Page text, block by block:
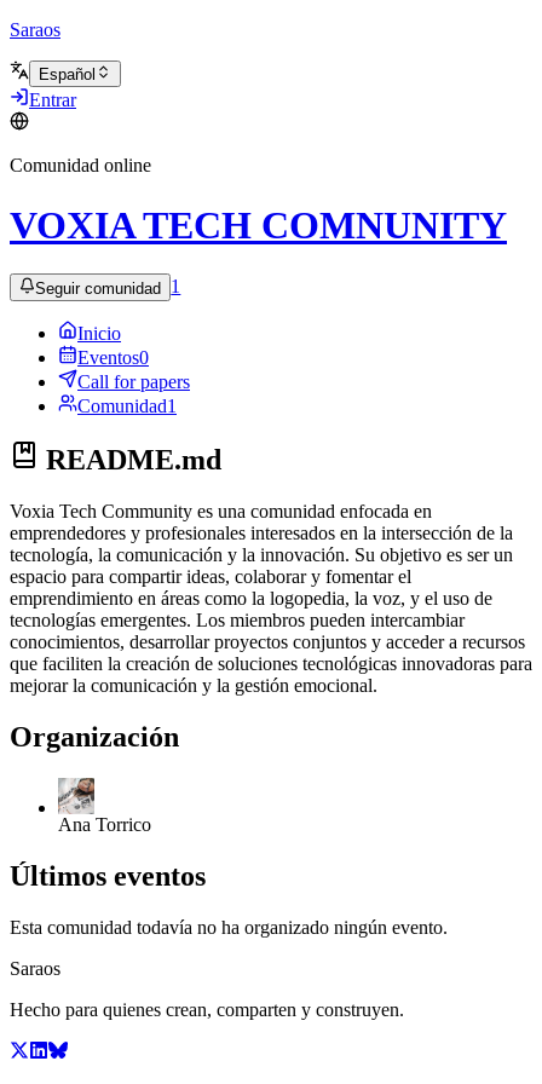
Saraos
Español
Entrar
Comunidad online
VOXIA TECH COMNUNITY
Seguir comunidad 1
Inicio
Eventos0
Call for papers
Comunidad1
README.md
Voxia Tech Community es una comunidad enfocada en
emprendedores y profesionales interesados en la intersección de la
tecnología, la comunicación y la innovación. Su objetivo es ser un
espacio para compartir ideas, colaborar y fomentar el
emprendimiento en áreas como la logopedia, la voz, y el uso de
tecnologías emergentes. Los miembros pueden intercambiar
conocimientos, desarrollar proyectos conjuntos y acceder a recursos
que faciliten la creación de soluciones tecnológicas innovadoras para
mejorar la comunicación y la gestión emocional.
Organización
Ana Torrico
Últimos eventos
Esta comunidad todavía no ha organizado ningún evento.
Saraos
Hecho para quienes crean, comparten y construyen.